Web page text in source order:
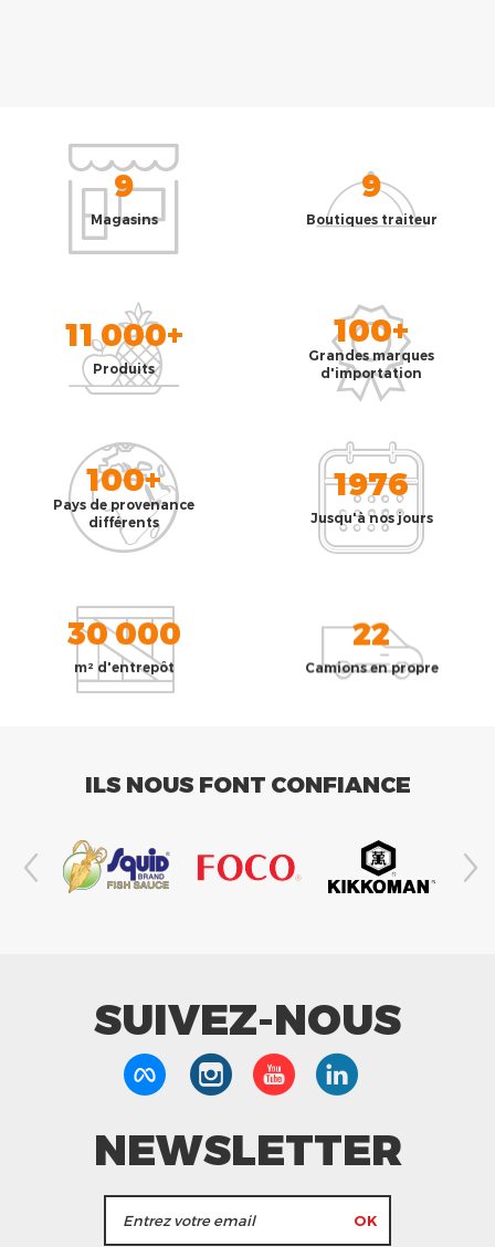
9
Magasins
9
Boutiques traiteur
11 000+
Produits
100+
Grandes marques
d'importation
100+
Pays de provenance
différents
1976
Jusqu'à nos jours
30 000
m² d'entrepôt
22
Camions en propre
ILS NOUS FONT CONFIANCE
SUIVEZ-NOUS
NEWSLETTER